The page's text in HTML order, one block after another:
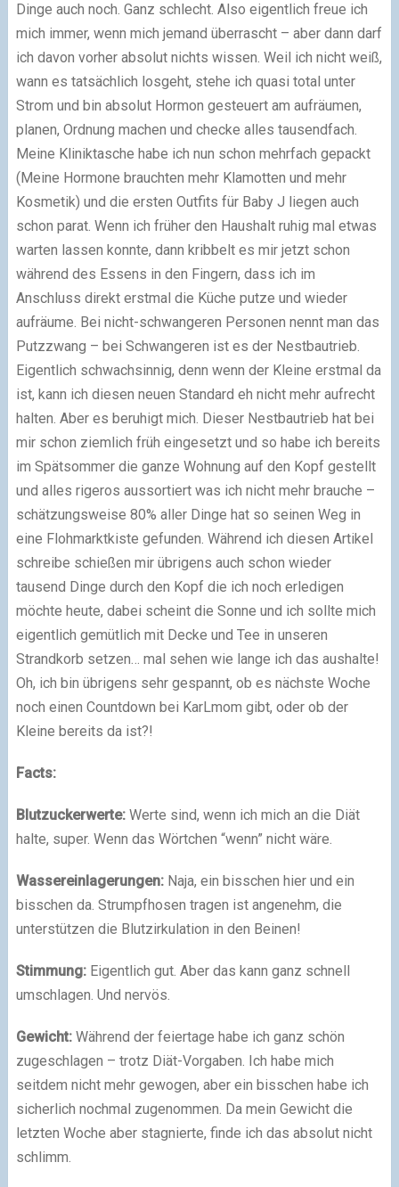
Dinge auch noch. Ganz schlecht. Also eigentlich freue ich
mich immer, wenn mich jemand überrascht – aber dann darf
ich davon vorher absolut nichts wissen. Weil ich nicht weiß,
wann es tatsächlich losgeht, stehe ich quasi total unter
Strom und bin absolut Hormon gesteuert am aufräumen,
planen, Ordnung machen und checke alles tausendfach.
Meine Kliniktasche habe ich nun schon mehrfach gepackt
(Meine Hormone brauchten mehr Klamotten und mehr
Kosmetik) und die ersten Outfits für Baby J liegen auch
schon parat. Wenn ich früher den Haushalt ruhig mal etwas
warten lassen konnte, dann kribbelt es mir jetzt schon
während des Essens in den Fingern, dass ich im
Anschluss direkt erstmal die Küche putze und wieder
aufräume. Bei nicht-schwangeren Personen nennt man das
Putzzwang – bei Schwangeren ist es der Nestbautrieb.
Eigentlich schwachsinnig, denn wenn der Kleine erstmal da
ist, kann ich diesen neuen Standard eh nicht mehr aufrecht
halten. Aber es beruhigt mich. Dieser Nestbautrieb hat bei
mir schon ziemlich früh eingesetzt und so habe ich bereits
im Spätsommer die ganze Wohnung auf den Kopf gestellt
und alles rigeros aussortiert was ich nicht mehr brauche –
schätzungsweise 80% aller Dinge hat so seinen Weg in
eine Flohmarktkiste gefunden. Während ich diesen Artikel
schreibe schießen mir übrigens auch schon wieder
tausend Dinge durch den Kopf die ich noch erledigen
möchte heute, dabei scheint die Sonne und ich sollte mich
eigentlich gemütlich mit Decke und Tee in unseren
Strandkorb setzen… mal sehen wie lange ich das aushalte!
Oh, ich bin übrigens sehr gespannt, ob es nächste Woche
noch einen Countdown bei KarLmom gibt, oder ob der
Kleine bereits da ist?!
Facts:
Blutzuckerwerte: Werte sind, wenn ich mich an die Diät
halte, super. Wenn das Wörtchen “wenn” nicht wäre.
Wassereinlagerungen:Naja, ein bisschen hier und ein
bisschen da. Strumpfhosen tragen ist angenehm, die
unterstützen die Blutzirkulation in den Beinen!
Stimmung:Eigentlich gut. Aber das kann ganz schnell
umschlagen. Und nervös.
Gewicht:Während der feiertage habe ich ganz schön
zugeschlagen – trotz Diät-Vorgaben. Ich habe mich
seitdem nicht mehr gewogen, aber ein bisschen habe ich
sicherlich nochmal zugenommen. Da mein Gewicht die
letzten Woche aber stagnierte, finde ich das absolut nicht
schlimm.